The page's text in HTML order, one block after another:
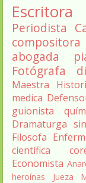
Escritora
Periodista
compositora
abogada
Fotógrafa
Maestra
medica
guionista
Dramaturga
Filosofa
científica
Economista
heroínas
Jueza